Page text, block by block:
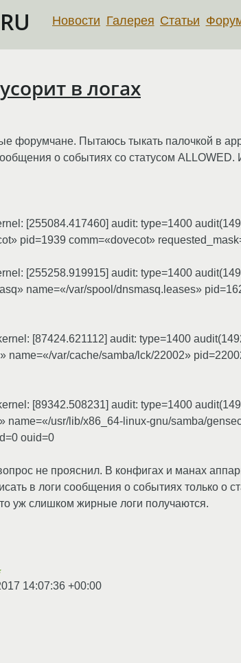
Новости Галерея Статьи
в логах
форумчане. Пытаюсь тыкать палочкой в
о событиях со статусом
[255084.417460] audit: type=1400
pid=1939 comm=«dovecot»
[255258.919915] audit: type=1400
name=«/var/spool/dnsmasq.leases»
[87424.621112] audit: type=1400
name=«/var/cache/samba/lck/22002»
[89342.508231] audit: type=1400
name=«/usr/lib/x86_64-linux-gnu/samba/
ouid=0
не прояснил. В конфигах и манах
в логи сообщения о событиях только о
уж слишком жирные логи получаются.
14:07:36 +00:00